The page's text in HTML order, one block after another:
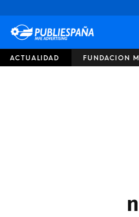
ACTUALIDAD FUNDACION